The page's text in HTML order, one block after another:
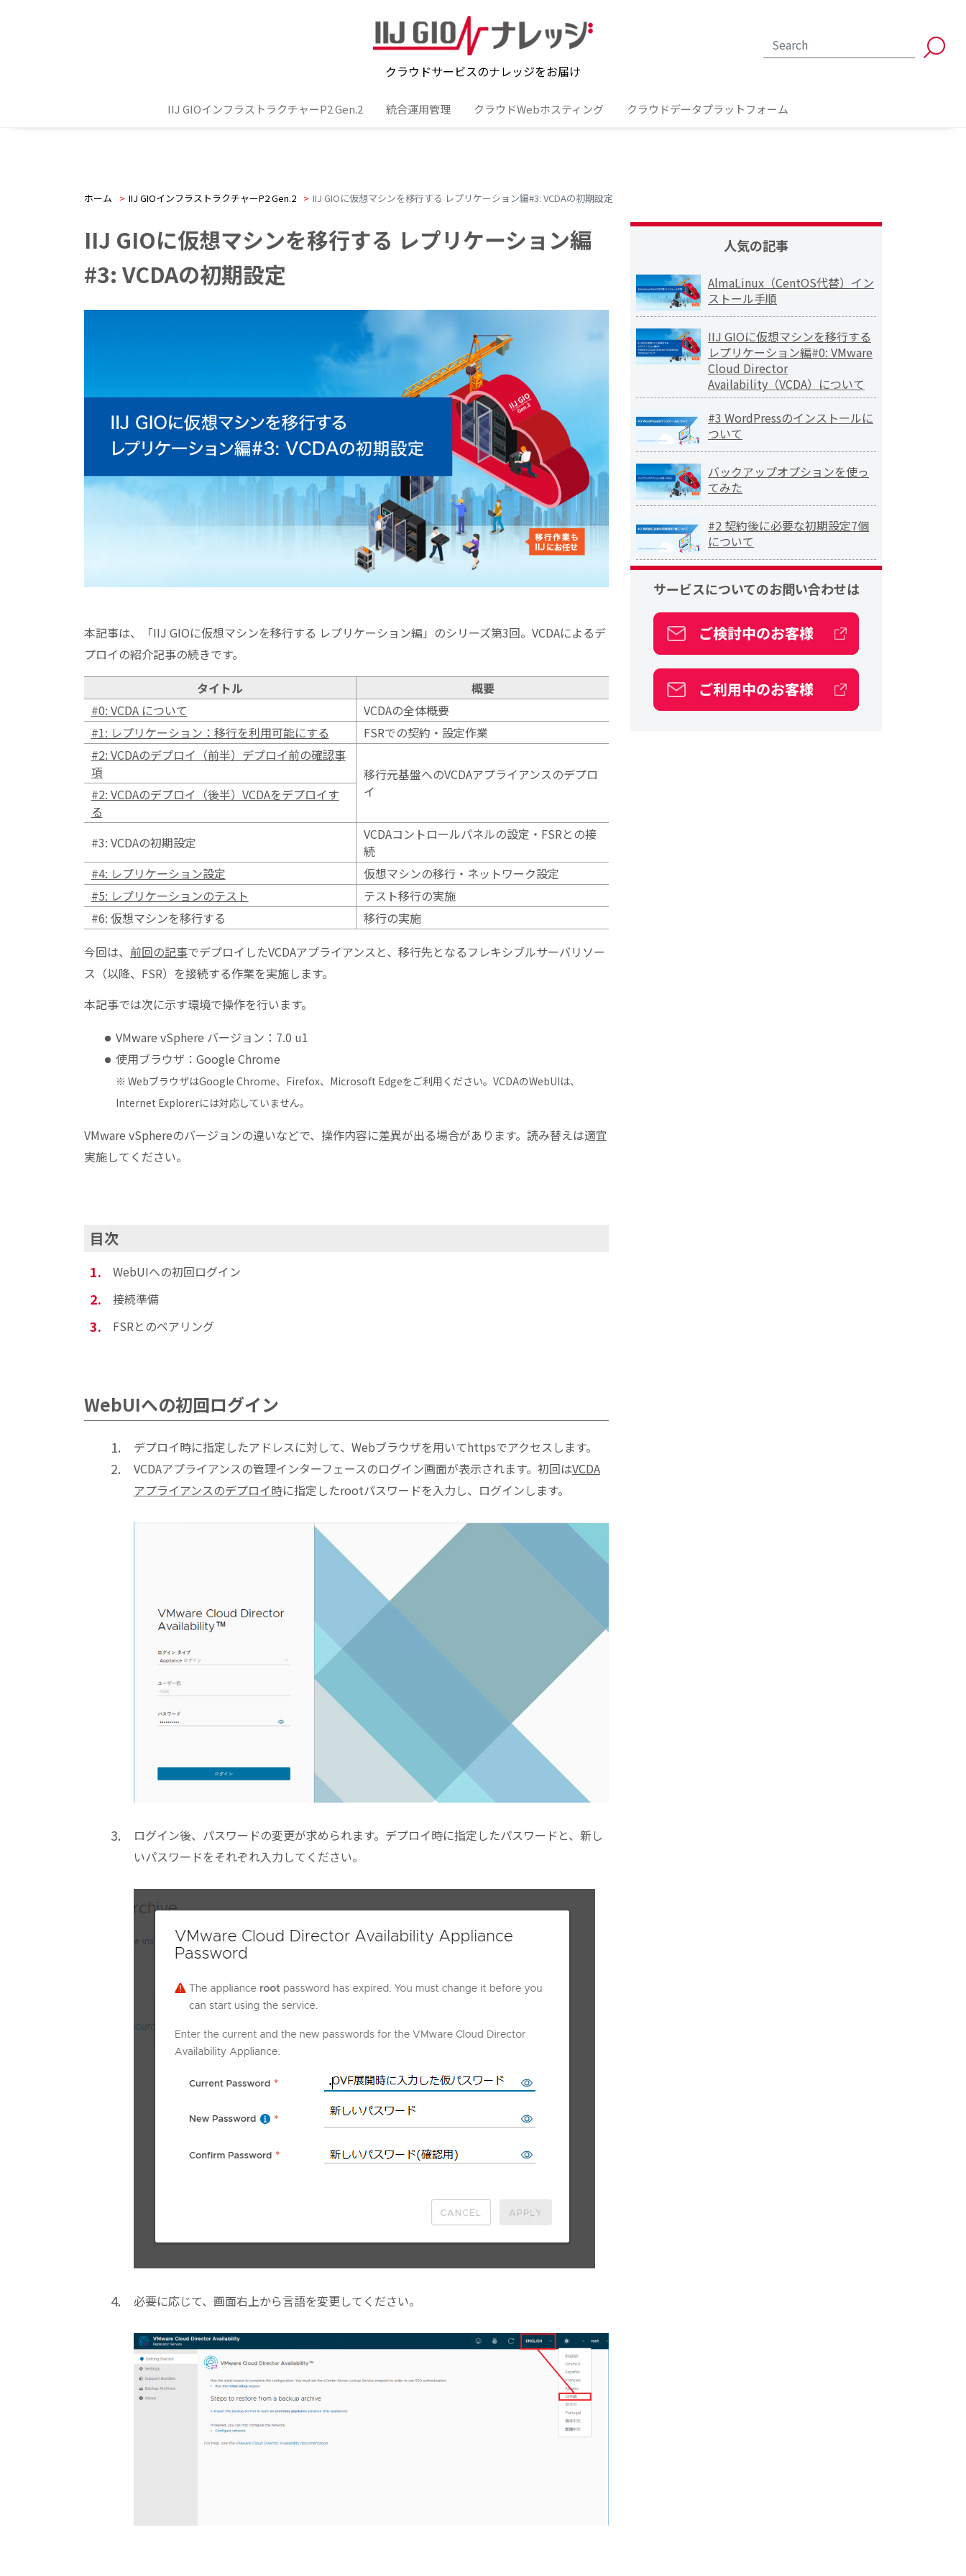
クラウドサービスのナレッジをお届け
IIJ GIOインフラストラクチャーP2 Gen.2 統合運用管理 クラウドWebホスティング クラウドデータプラットフォーム
ホーム > IIJ GIOインフラストラクチャーP2 Gen.2 > IIJ GIOに仮想マシンを移行する レプリケーション編#3: VCDAの初期設定
IIJ GIOに仮想マシンを移行する レプリケーション編
#3: VCDAの初期設定
本記事は、「IIJ GIOに仮想マシンを移行する レプリケーション編」のシリーズ第3回。VCDAによるデ
プロイの紹介記事の続きです。
タイトル
概要
#0: VCDA について
VCDAの全体概要
#1: レプリケーション：移行を利用可能にする
FSRでの契約・設定作業
#2: VCDAのデプロイ（前半）デプロイ前の確認事
項
移行元基盤へのVCDAアプライアンスのデプロ
イ
#2: VCDAのデプロイ（後半）VCDAをデプロイす
る
#3: VCDAの初期設定
VCDAコントロールパネルの設定・FSRとの接
続
#4: レプリケーション設定
仮想マシンの移行・ネットワーク設定
#5: レプリケーションのテスト
テスト移行の実施
#6: 仮想マシンを移行する
移行の実施
今回は、 前回の記事でデプロイしたVCDAアプライアンスと、移行先となるフレキシブルサーバリソー
ス（以降、FSR）を接続する作業を実施します。
本記事では次に示す環境で操作を行います。
VMware vSphere バージョン：7.0 u1
使用ブラウザ：Google Chrome
※ WebブラウザはGoogle Chrome、Firefox、Microsoft Edgeをご利用ください。VCDAのWebUIは、
Internet Explorerには対応していません。
VMware vSphereのバージョンの違いなどで、操作内容に差異が出る場合があります。読み替えは適宜
実施してください。
目次
WebUIへの初回ログイン
接続準備
FSRとのペアリング
WebUIへの初回ログイン
デプロイ時に指定したアドレスに対して、Webブラウザを用いてhttpsでアクセスします。
VCDAアプライアンスの管理インターフェースのログイン画面が表示されます。初回はVCDA
アプライアンスのデプロイ時に指定したrootパスワードを入力し、ログインします。
ログイン後、パスワードの変更が求められます。デプロイ時に指定したパスワードと、新し
いパスワードをそれぞれ入力してください。
必要に応じて、画面右上から言語を変更してください。
人気の記事
AlmaLinux（CentOS代替）イン
ストール手順
IIJ GIOに仮想マシンを移行する
レプリケーション編#0: VMware
Cloud Director
Availability（VCDA）について
#3 WordPressのインストールに
ついて
バックアップオプションを使っ
てみた
#2 契約後に必要な初期設定7個
について
サービスについてのお問い合わせは